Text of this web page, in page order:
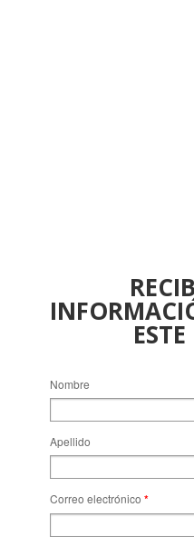
Nombre
Apellido
Correo electrónico *